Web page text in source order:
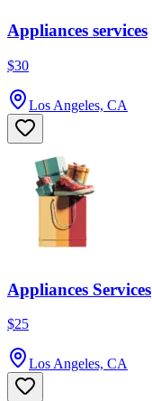
Appliances services
$30
Los Angeles, CA
Appliances Services
$25
Los Angeles, CA